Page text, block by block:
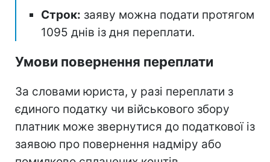
Строк: заяву можна подати протягом
1095 днів із дня переплати.
Умови повернення переплати
За словами юриста, у разі переплати з
єдиного податку чи військового збору
платник може звернутися до податкової із
заявою про повернення надміру або